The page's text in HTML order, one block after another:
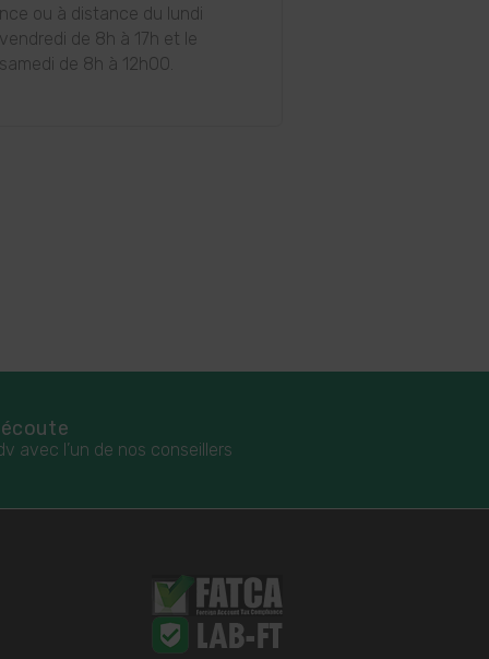
ou à distance du lundi
de 8h à 17h et le
de 8h à 12h00.
avec l’un de nos conseillers